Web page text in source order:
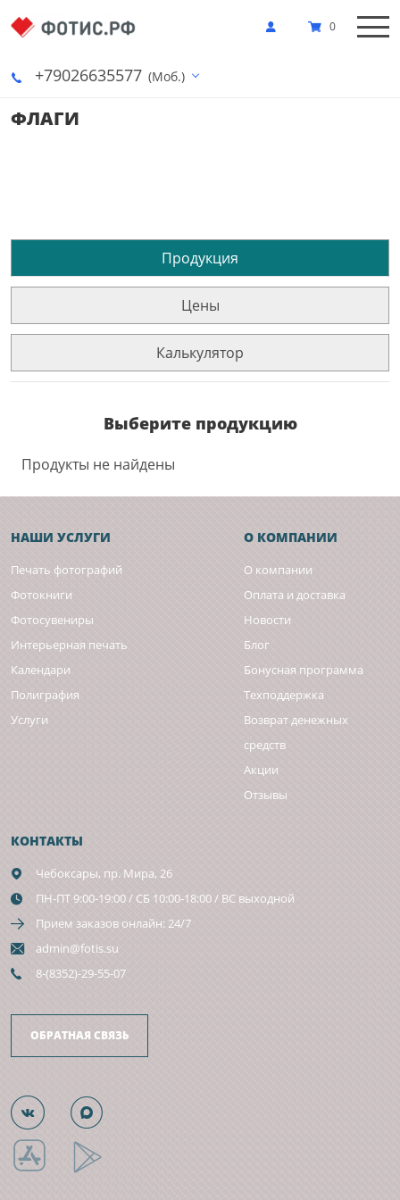
+79026635577 (Моб.)
0
ФЛАГИ
Продукция
Цены
Калькулятор
Выберите продукцию
Продукты не найдены
НАШИ УСЛУГИ
Печать фотографий
Фотокниги
Фотосувениры
Интерьерная печать
Календари
Полиграфия
Услуги
О КОМПАНИИ
О компании
Оплата и доставка
Новости
Блог
Бонусная программа
Техподдержка
Возврат денежных
средств
Акции
Отзывы
КОНТАКТЫ
Чебоксары, пр. Мира, 26
ПН-ПТ 9:00-19:00 / СБ 10:00-18:00 / ВС выходной
Прием заказов онлайн: 24/7
admin@fotis.su
8-(8352)-29-55-07
ОБРАТНАЯ СВЯЗЬ